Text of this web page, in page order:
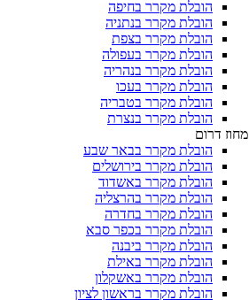
הובלת מקרר בחיפה
הובלת מקרר בנתניה
הובלת מקרר בצפת
הובלת מקרר בעפולה
הובלת מקרר בנהריה
הובלת מקרר בעכו
הובלת מקרר בטבריה
הובלת מקרר בנצרת
מחוז דרום
הובלת מקרר בבאר שבע
הובלת מקרר בירושלים
הובלת מקרר באשדוד
הובלת מקרר בהרצליה
הובלת מקרר בחדרה
הובלת מקרר בכפר סבא
הובלת מקרר ביבנה
הובלת מקרר באילת
הובלת מקרר באשקלון
הובלת מקרר בראשון לציון